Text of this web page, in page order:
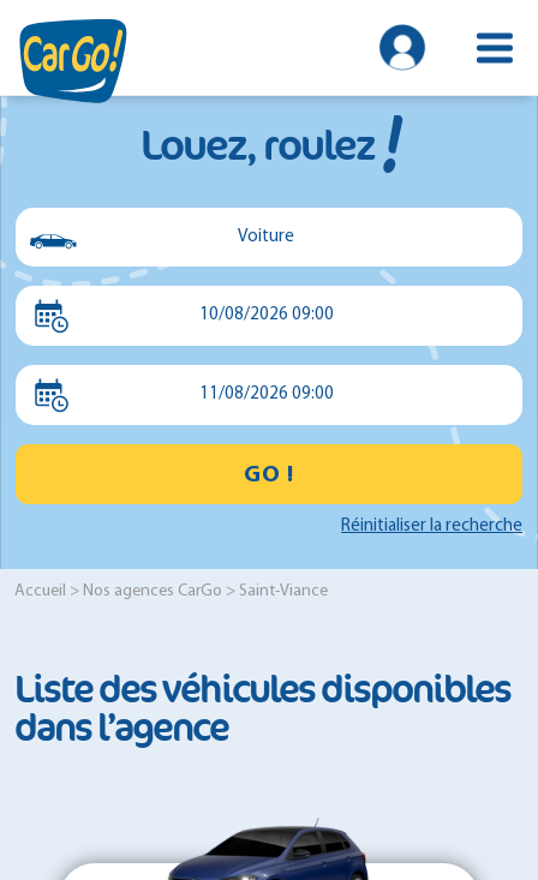
Louez, roulez!
Voiture
Voiture
10/08/2026 09:00
11/08/2026 09:00
GO !
Réinitialiser la recherche
Accueil > Nos agences CarGo > Saint-Viance
Liste des véhicules disponibles
dans l’agence